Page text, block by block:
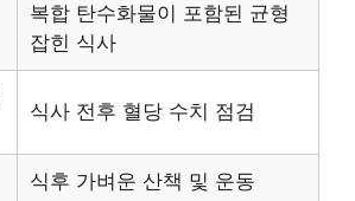
복합 탄수화물이 포함된 균형
잡힌 식사
식사 전후 혈당 수치 점검
식후 가벼운 산책 및 운동